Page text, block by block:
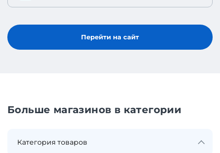
Перейти на сайт
Больше магазинов в категории